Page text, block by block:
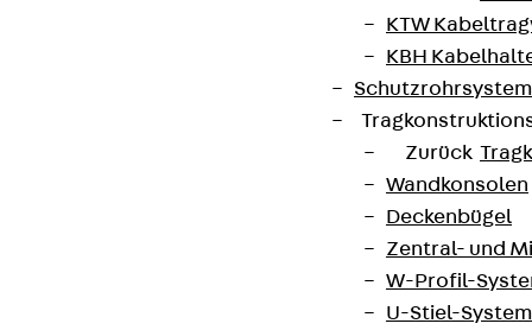
KTW
KBH
Zurück
Wandkonsolen
Deckenbügel
Zentral- und
W-Profil-
U-Stiel-System